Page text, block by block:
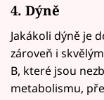
4. Dýně
Jakákoli dýně je
zároveň i
B, které jsou
metabolismu,